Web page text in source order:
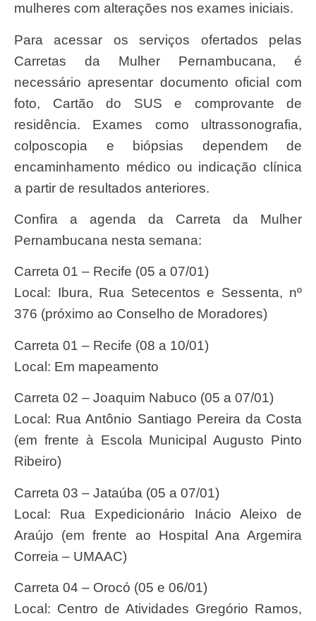
mulheres com alterações nos exames iniciais.
Para acessar os serviços ofertados pelas
Carretas da Mulher Pernambucana, é
necessário apresentar documento oficial com
foto, Cartão do SUS e comprovante de
residência. Exames como ultrassonografia,
colposcopia e biópsias dependem de
encaminhamento médico ou indicação clínica
a partir de resultados anteriores.
Confira a agenda da Carreta da Mulher
Pernambucana nesta semana:
Carreta 01 – Recife (05 a 07/01)
Local: Ibura, Rua Setecentos e Sessenta, nº
376 (próximo ao Conselho de Moradores)
Carreta 01 – Recife (08 a 10/01)
Local: Em mapeamento
Carreta 02 – Joaquim Nabuco (05 a 07/01)
Local: Rua Antônio Santiago Pereira da Costa
(em frente à Escola Municipal Augusto Pinto
Ribeiro)
Carreta 03 – Jataúba (05 a 07/01)
Local: Rua Expedicionário Inácio Aleixo de
Araújo (em frente ao Hospital Ana Argemira
Correia – UMAAC)
Carreta 04 – Orocó (05 e 06/01)
Local: Centro de Atividades Gregório Ramos,